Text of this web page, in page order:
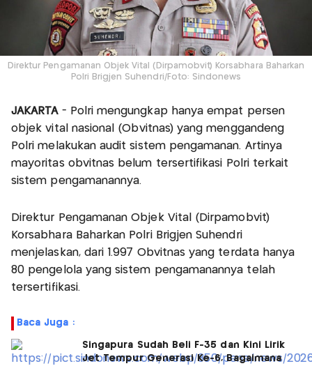
Direktur Pengamanan Objek Vital (Dirpamobvit) Korsabhara Baharkan
Polri Brigjen Suhendri/Foto: Sindonews
JAKARTA- Polri mengungkap hanya empat persen
objek vital nasional (Obvitnas) yang menggandeng
Polri melakukan audit sistem pengamanan. Artinya
mayoritas obvitnas belum tersertifikasi Polri terkait
sistem pengamanannya.
Direktur Pengamanan Objek Vital (Dirpamobvit)
Korsabhara Baharkan Polri Brigjen Suhendri
menjelaskan, dari 1.997 Obvitnas yang terdata hanya
80 pengelola yang sistem pengamanannya telah
tersertifikasi.
Baca Juga :
Singapura Sudah Beli F-35 dan Kini Lirik
Jet Tempur Generasi Ke-6, Bagaimana